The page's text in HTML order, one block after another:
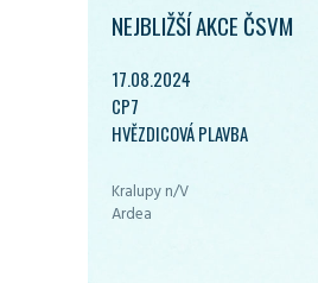
NEJBLIŽŠÍ AKCE ČSVM
17.08.2024
CP7
HVĚZDICOVÁ PLAVBA
Kralupy n/V
Ardea